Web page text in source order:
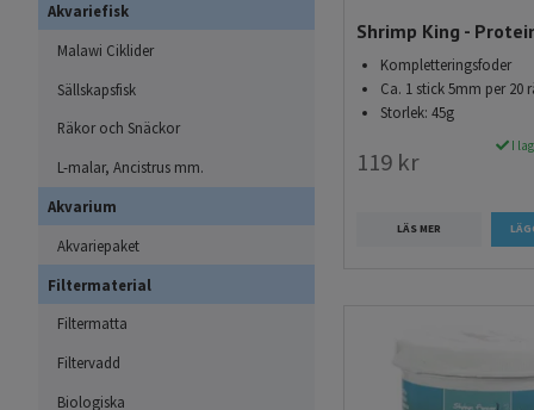
Akvariefisk
Malawi Ciklider
Sällskapsfisk
Räkor och Snäckor
L-malar, Ancistrus mm.
Akvarium
Akvariepaket
Filtermaterial
Filtermatta
Filtervadd
Biologiska
kost med naturliga
Specialfoder för
När det gäller unga
att konsumera.
främja snabb tillväxt
långsamt i vattnet
hitta och konsumera.
Att välja rätt
matningsstrategi.
Shrimp King -
Kompletteringsfoder
Ca. 1 stick 5mm per 20
Storlek: 45g
119 kr
I
LÄS MER